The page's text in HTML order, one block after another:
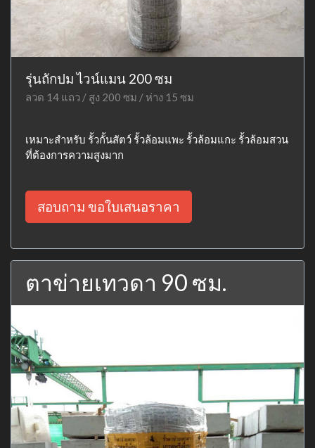
รุ่นถักปม ไวน์แมน 200 ซม
ลวด 14 แถว / สูง 200 ซม / ห่าง 15 ซม
เหมาะสำหรับ รั้วกั้นสัตว์ รั้วล้อมแพะ รั้วล้อมแกะ รั้วล้อมสวน
ที่ต้องการความสูงมาก
สอบถาม ขอใบเสนอราคา
ตาข่ายเทวดา 90 ซม.